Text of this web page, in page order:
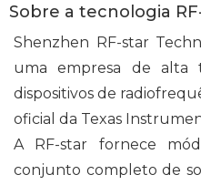
Sobre a tecnologia
Shenzhen RF-star
uma empresa de alta
dispositivos de
oficial da Texas
A RF-star fornece
conjunto completo de